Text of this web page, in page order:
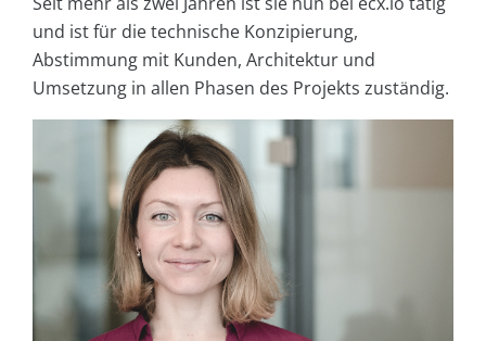
und ist für die technische Konzipierung,
Abstimmung mit Kunden, Architektur und
Umsetzung in allen Phasen des Projekts zuständig.